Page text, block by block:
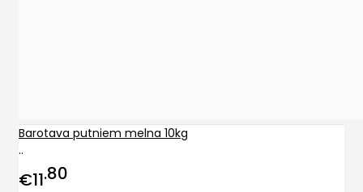
Barotava putniem melna 10kg
..
€11 80